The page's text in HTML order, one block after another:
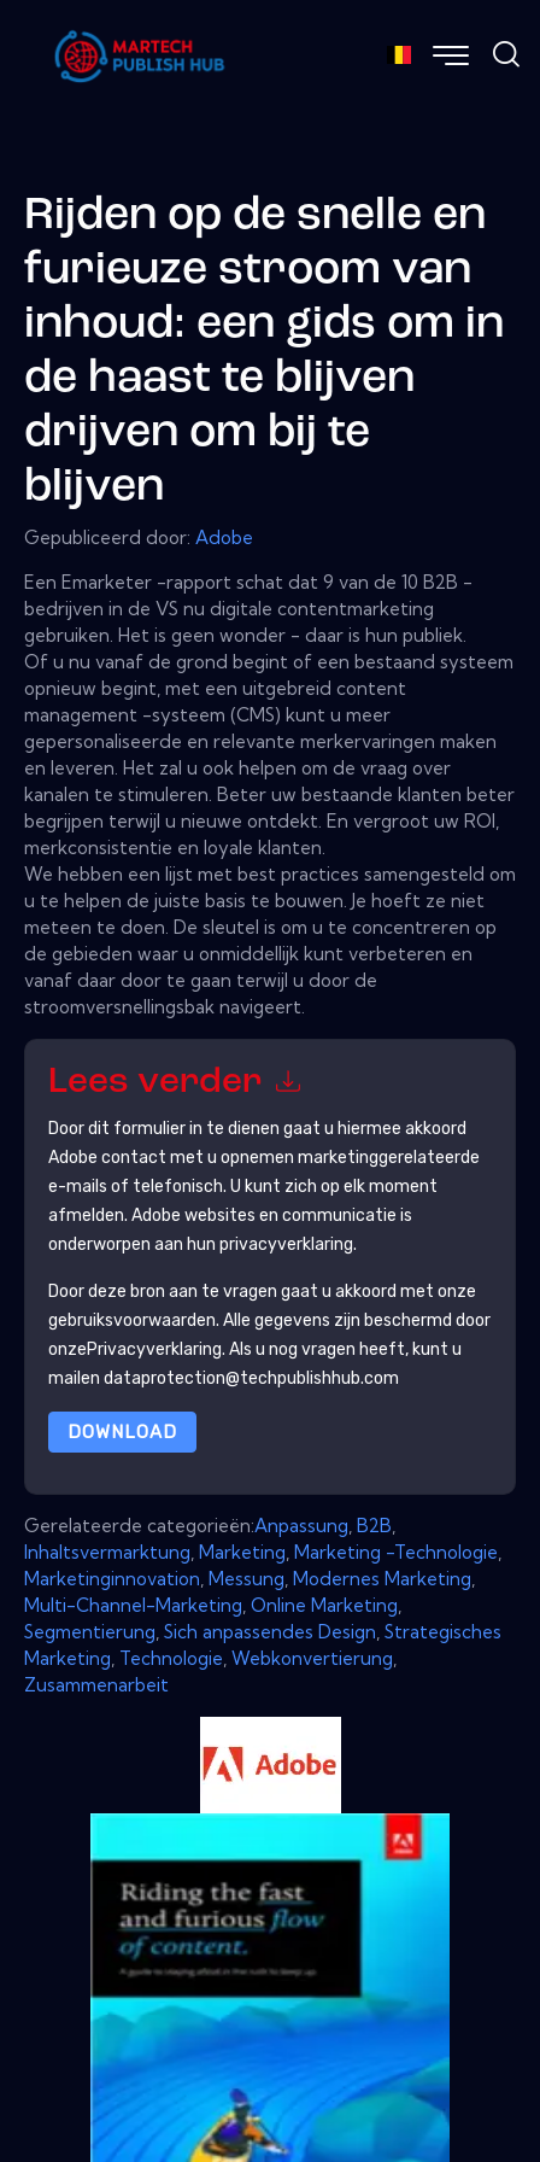
Rijden op de snelle en
furieuze stroom van
inhoud: een gids om in
de haast te blijven
drijven om bij te
blijven
Gepubliceerd door: Adobe
Een Emarketer -rapport schat dat 9 van de 10 B2B -
bedrijven in de VS nu digitale contentmarketing
gebruiken. Het is geen wonder - daar is hun publiek.
Of u nu vanaf de grond begint of een bestaand systeem
opnieuw begint, met een uitgebreid content
management -systeem (CMS) kunt u meer
gepersonaliseerde en relevante merkervaringen maken
en leveren. Het zal u ook helpen om de vraag over
kanalen te stimuleren. Beter uw bestaande klanten beter
begrijpen terwijl u nieuwe ontdekt. En vergroot uw ROI,
merkconsistentie en loyale klanten.
We hebben een lijst met best practices samengesteld om
u te helpen de juiste basis te bouwen. Je hoeft ze niet
meteen te doen. De sleutel is om u te concentreren op
de gebieden waar u onmiddellijk kunt verbeteren en
vanaf daar door te gaan terwijl u door de
stroomversnellingsbak navigeert.
Lees verder
Door dit formulier in te dienen gaat u hiermee akkoord
Adobe contact met u opnemen marketinggerelateerde
e-mails of telefonisch. U kunt zich op elk moment
afmelden. Adobe websites en communicatie is
onderworpen aan hun privacyverklaring.
Door deze bron aan te vragen gaat u akkoord met onze
gebruiksvoorwaarden. Alle gegevens zijn beschermd door
onzePrivacyverklaring. Als u nog vragen heeft, kunt u
mailen dataprotection@techpublishhub.com
DOWNLOAD
Gerelateerde categorieën:Anpassung B2B
Inhaltsvermarktung Marketing Marketing -Technologie
Marketinginnovation Messung Modernes Marketing
Multi-Channel-Marketing Online Marketing
Segmentierung Sich anpassendes Design Strategisches
Marketing Technologie Webkonvertierung
Zusammenarbeit